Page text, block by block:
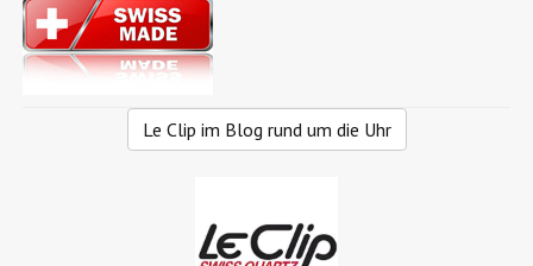
Le Clip im Blog rund um die Uhr